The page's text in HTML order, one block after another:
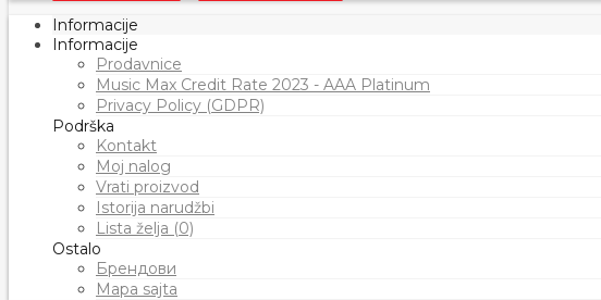
Informacije
Informacije
Prodavnice
Music Max Credit Rate 2023 - AAA Platinum
Privacy Policy (GDPR)
Podrška
Kontakt
Moj nalog
Vrati proizvod
Istorija narudžbi
Lista želja (0)
Ostalo
Брендови
Mapa sajta